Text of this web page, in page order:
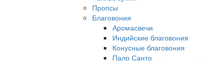
Пропсы
Благовония
Аромасвечи
Индийские благовония
Конусные благовония
Пало Санто